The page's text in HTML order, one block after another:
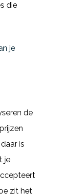
die
je
de
is
je
zit het